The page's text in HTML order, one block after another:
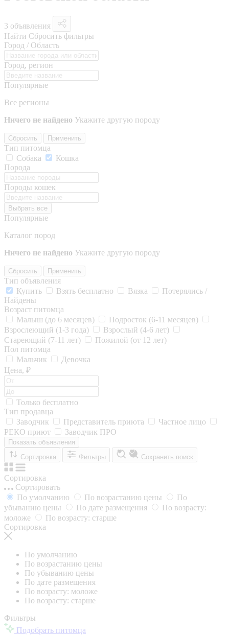
3 объявления
Найти Сбросить фильтры
Город / Область
Город, регион
Популярные
Все регионы
Ничего не найдено Укажите другую породу
Сбросить Применить
Тип питомца
Собака
Кошка
Порода
Породы кошек
Выбрать все
Популярные
Каталог пород
Ничего не найдено Укажите другую породу
Сбросить Применить
Тип объявления
Купить
Взять бесплатно Вязка
Потерялись /
Найдены
Возраст питомца
Малыш (до 6 месяцев)
Подросток (6-11 месяцев)
Взрослеющий (1-3 года)
Взрослый (4-6 лет)
Стареющий (7-11 лет)
Пожилой (от 12 лет)
Пол питомца
Мальчик
Девочка
Цена, ₽
Только бесплатно
Тип продавца
Заводчик
Представитель приюта
Частное лицо
РЕКО приют
Заводчик ПРО
Показать объявления
Сортировка
Фильтры Сохранить поиск
Сортировка
Сортировать
По умолчанию
По возрастанию цены
По
убыванию цены
По дате размещения
По возрасту:
моложе
По возрасту: старше
Сортировка
По умолчанию
По возрастанию цены
По убыванию цены
По дате размещения
По возрасту: моложе
По возрасту: старше
Фильтры
Подобрать питомца